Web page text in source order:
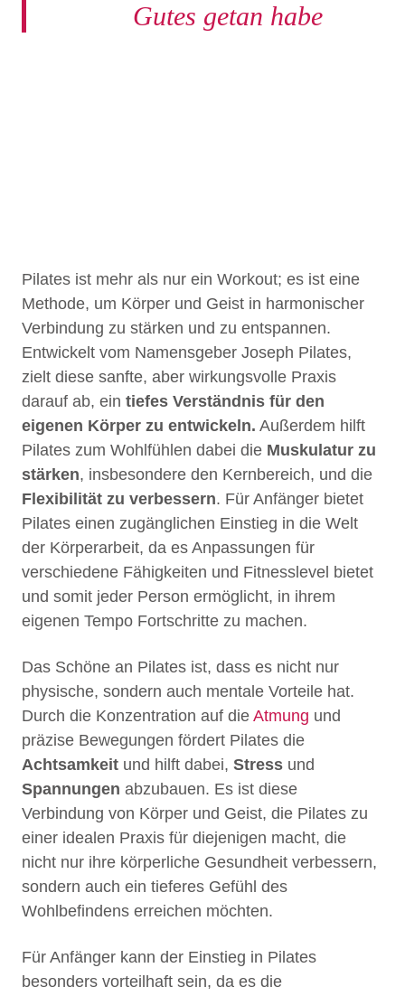
Gutes getan habe
Pilates ist mehr als nur ein Workout; es ist eine
Methode, um Körper und Geist in harmonischer
Verbindung zu stärken und zu entspannen.
Entwickelt vom Namensgeber Joseph Pilates,
zielt diese sanfte, aber wirkungsvolle Praxis
darauf ab, ein tiefes Verständnis für den
eigenen Körper zu entwickeln. Außerdem hilft
Pilates zum Wohlfühlen dabei die Muskulatur zu
stärken, insbesondere den Kernbereich, und die
Flexibilität zu verbessern. Für Anfänger bietet
Pilates einen zugänglichen Einstieg in die Welt
der Körperarbeit, da es Anpassungen für
verschiedene Fähigkeiten und Fitnesslevel bietet
und somit jeder Person ermöglicht, in ihrem
eigenen Tempo Fortschritte zu machen.
Das Schöne an Pilates ist, dass es nicht nur
physische, sondern auch mentale Vorteile hat.
Durch die Konzentration auf die Atmung und
präzise Bewegungen fördert Pilates die
Achtsamkeit und hilft dabei, Stress und
Spannungen abzubauen. Es ist diese
Verbindung von Körper und Geist, die Pilates zu
einer idealen Praxis für diejenigen macht, die
nicht nur ihre körperliche Gesundheit verbessern,
sondern auch ein tieferes Gefühl des
Wohlbefindens erreichen möchten.
Für Anfänger kann der Einstieg in Pilates
besonders vorteilhaft sein, da es die